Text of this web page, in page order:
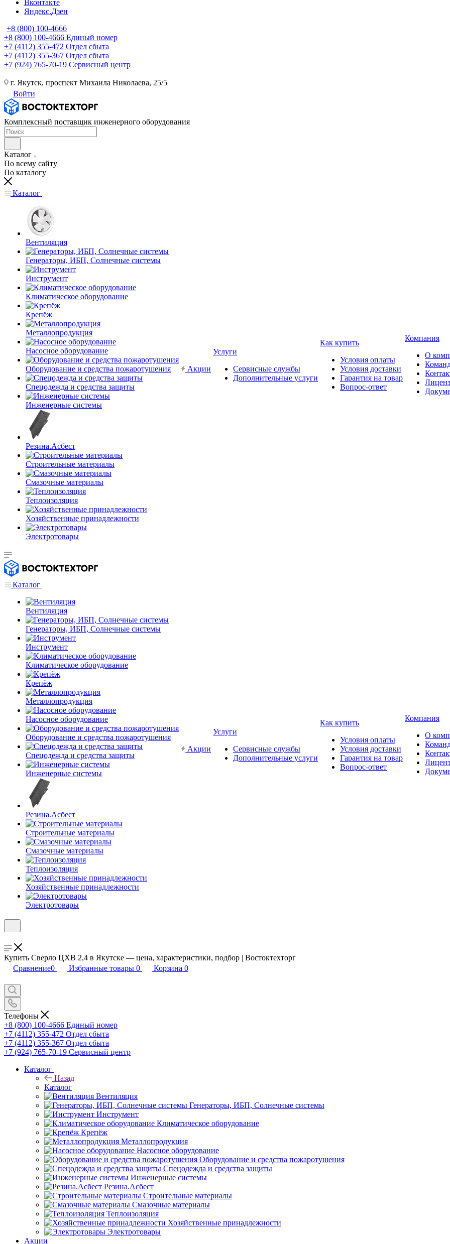
Вконтакте
Яндекс.Дзен
+8 (800) 100-4666
+8 (800) 100-4666 Единый номер
+7 (4112) 355-472 Отдел сбыта
+7 (4112) 355-367 Отдел сбыта
+7 (924) 765-70-19 Сервисный центр
г. Якутск, проспект Михаила Николаева, 25/5
Войти
Комплексный поставщик инженерного оборудования
Каталог
По всему сайту
По каталогу
Каталог
Вентиляция
Генераторы, ИБП, Солнечные системы
Инструмент
Климатическое оборудование
Крепёж
Металлопродукция
Насосное оборудование
Оборудование и средства пожаротушения
Спецодежда и средства защиты
Инженерные системы
Резина.Асбест
Строительные материалы
Смазочные материалы
Теплоизоляция
Хозяйственные принадлежности
Электротовары
Акции
Услуги
Сервисные службы
Дополнительные услуги
Как купить
Условия оплаты
Условия доставки
Гарантия на товар
Вопрос-ответ
Компания
О
Каталог
Вентиляция
Генераторы, ИБП, Солнечные системы
Инструмент
Климатическое оборудование
Крепёж
Металлопродукция
Насосное оборудование
Оборудование и средства пожаротушения
Спецодежда и средства защиты
Инженерные системы
Резина.Асбест
Строительные материалы
Смазочные материалы
Теплоизоляция
Хозяйственные принадлежности
Электротовары
Акции
Услуги
Сервисные службы
Дополнительные услуги
Как купить
Условия оплаты
Условия доставки
Гарантия на товар
Вопрос-ответ
Компания
О
Купить Сверло ЦХВ 2,4 в Якутске — цена, характеристики, подбор | Востоктехторг
Сравнение0 Избранные товары 0 Корзина 0
Телефоны
+8 (800) 100-4666 Единый номер
+7 (4112) 355-472 Отдел сбыта
+7 (4112) 355-367 Отдел сбыта
+7 (924) 765-70-19 Сервисный центр
Каталог
Назад
Каталог
Вентиляция
Генераторы, ИБП, Солнечные системы
Инструмент
Климатическое оборудование
Крепёж
Металлопродукция
Насосное оборудование
Оборудование и средства пожаротушения
Спецодежда и средства защиты
Инженерные системы
Резина.Асбест
Строительные материалы
Смазочные материалы
Теплоизоляция
Хозяйственные принадлежности
Электротовары
Акции